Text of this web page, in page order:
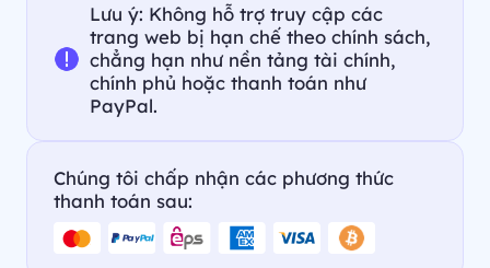
Lưu ý: Không hỗ trợ truy cập các
trang web bị hạn chế theo chính sách,
chẳng hạn như nền tảng tài chính,
chính phủ hoặc thanh toán như
PayPal.
Chúng tôi chấp nhận các phương thức
thanh toán sau: